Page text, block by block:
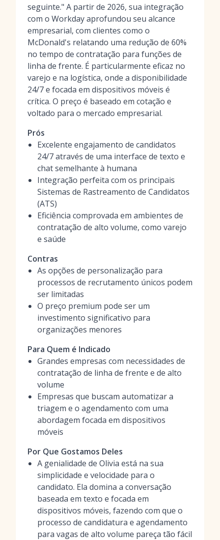
seguinte." A partir de 2026, sua integração
com o Workday aprofundou seu alcance
empresarial, com clientes como o
McDonald's relatando uma redução de 60%
no tempo de contratação para funções de
linha de frente. É particularmente eficaz no
varejo e na logística, onde a disponibilidade
24/7 e focada em dispositivos móveis é
crítica. O preço é baseado em cotação e
voltado para o mercado empresarial.
Prós
Excelente engajamento de candidatos
24/7 através de uma interface de texto e
chat semelhante à humana
Integração perfeita com os principais
Sistemas de Rastreamento de Candidatos
(ATS)
Eficiência comprovada em ambientes de
contratação de alto volume, como varejo
e saúde
Contras
As opções de personalização para
processos de recrutamento únicos podem
ser limitadas
O preço premium pode ser um
investimento significativo para
organizações menores
Para Quem é Indicado
Grandes empresas com necessidades de
contratação de linha de frente e de alto
volume
Empresas que buscam automatizar a
triagem e o agendamento com uma
abordagem focada em dispositivos
móveis
Por Que Gostamos Deles
A genialidade de Olivia está na sua
simplicidade e velocidade para o
candidato. Ela domina a conversação
baseada em texto e focada em
dispositivos móveis, fazendo com que o
processo de candidatura e agendamento
para vagas de alto volume pareça tão fácil